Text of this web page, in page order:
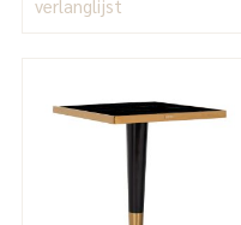
verlanglijst